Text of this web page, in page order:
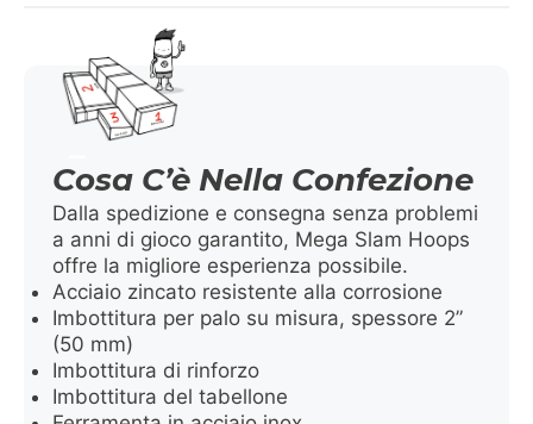
Cosa C’è Nella Confezione
Dalla spedizione e consegna senza problemi
a anni di gioco garantito, Mega Slam Hoops
offre la migliore esperienza possibile.
Acciaio zincato resistente alla corrosione
Imbottitura per palo su misura, spessore 2”
(50 mm)
Imbottitura di rinforzo
Imbottitura del tabellone